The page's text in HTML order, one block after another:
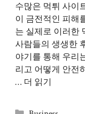
수많은 먹튀 사이
이 금전적인 피해
는 실제로 이러한
사람들의 생생한
야기를 통해 우리
리고 어떻게 안전
… 더 읽기
카